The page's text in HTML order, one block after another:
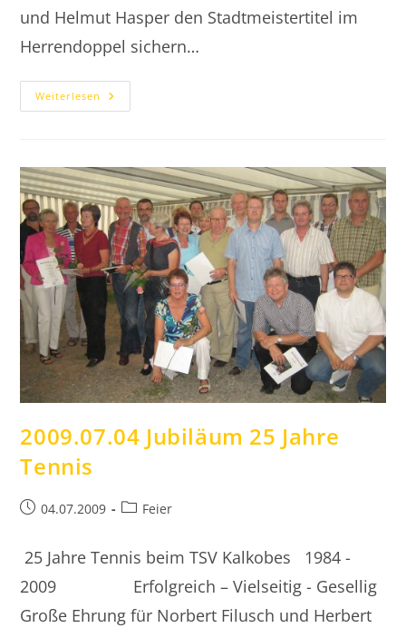
und Helmut Hasper den Stadtmeistertitel im
Herrendoppel sichern…
Weiterlesen 2009.08.07
Stadtmeisterschaft
2009.07.04 Jubiläum 25 Jahre
Tennis
Beitrag04.07.2009
Beitrags-
Feier
25 Jahre Tennis beim TSV Kalkobes 1984 -
2009 Erfolgreich – Vielseitig - Gesellig
Große Ehrung für Norbert Filusch und Herbert